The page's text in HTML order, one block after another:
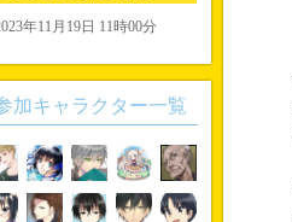
年11月19日 11時00分
加キャラクター一覧